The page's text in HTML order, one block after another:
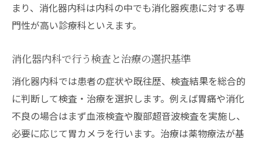
まり、消化器内科は内科の中でも消化器疾患に対する専
門性が高い診療科といえます。
消化器内科で行う検査と治療の選択基準
消化器内科では患者の症状や既往歴、検査結果を総合的
に判断して検査・治療を選択します。例えば胃痛や消化
不良の場合はまず血液検査や腹部超音波検査を実施し、
必要に応じて胃カメラを行います。治療は薬物療法が基